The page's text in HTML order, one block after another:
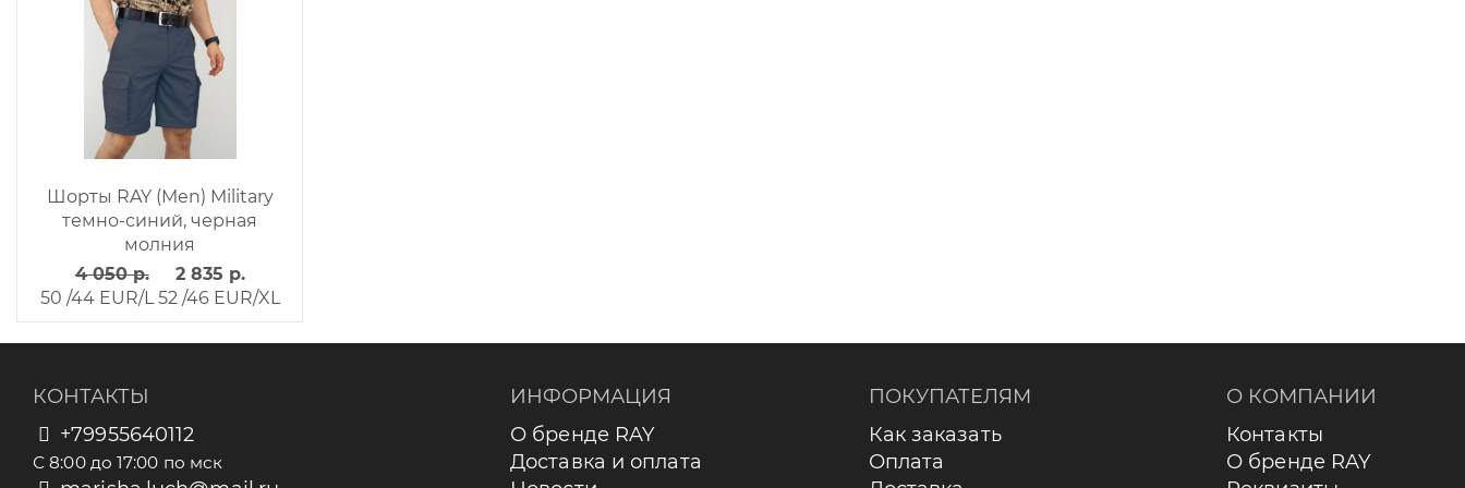
Шорты RAY (Men) Military
темно-синий, черная
молния
4 050 р.
2 835 р.
50 /44 EUR/L 52 /46 EUR/XL
КОНТАКТЫ
+79955640112
С 8:00 до 17:00 по мск
ИНФОРМАЦИЯ
О бренде RAY
Доставка и оплата
ПОКУПАТЕЛЯМ
Как заказать
Оплата
О КОМПАНИИ
Контакты
О бренде RAY